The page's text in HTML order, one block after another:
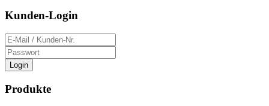
Kunden-Login
Login
Produkte